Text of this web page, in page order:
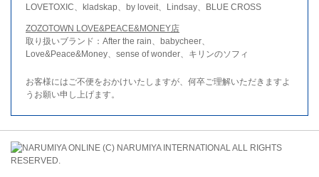
LOVETOXIC、kladskap、by loveit、Lindsay、BLUE CROSS
ZOZOTOWN LOVE&PEACE&MONEY店
取り扱いブランド：After the rain、babycheer、
Love&Peace&Money、sense of wonder、キリンのソフィ
お客様にはご不便をおかけいたしますが、何卒ご理解いただきますよ
うお願い申し上げます。